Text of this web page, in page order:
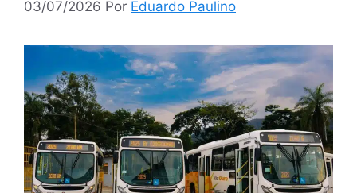
03/07/2026 Por Eduardo Paulino